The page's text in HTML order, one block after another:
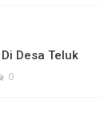
Desa Teluk
0